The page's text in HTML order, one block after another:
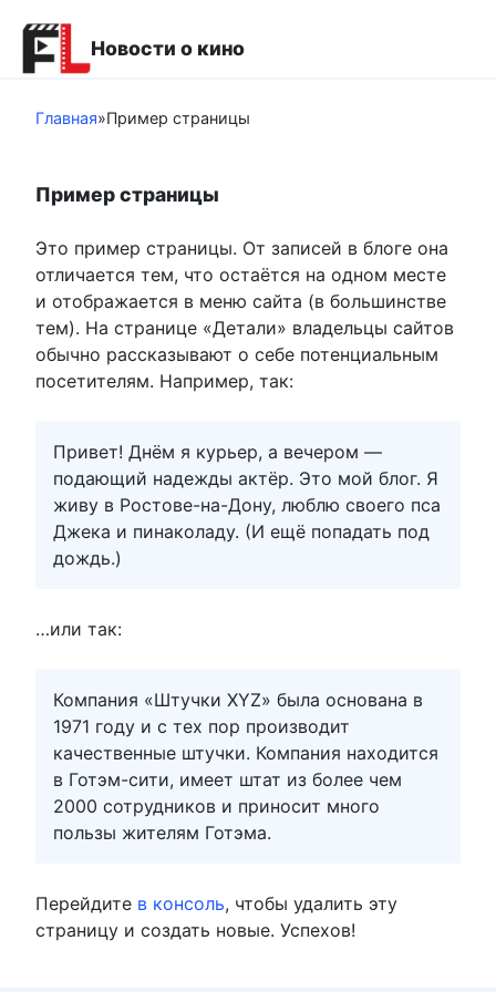
контенту
Новости о кино
Главная»Пример страницы
Пример страницы
Это пример страницы. От записей в блоге она
отличается тем, что остаётся на одном месте
и отображается в меню сайта (в большинстве
тем). На странице «Детали» владельцы сайтов
обычно рассказывают о себе потенциальным
посетителям. Например, так:
Привет! Днём я курьер, а вечером —
подающий надежды актёр. Это мой блог. Я
живу в Ростове-на-Дону, люблю своего пса
Джека и пинаколаду. (И ещё попадать под
дождь.)
…или так:
Компания «Штучки XYZ» была основана в
1971 году и с тех пор производит
качественные штучки. Компания находится
в Готэм-сити, имеет штат из более чем
2000 сотрудников и приносит много
пользы жителям Готэма.
Перейдите в консоль, чтобы удалить эту
страницу и создать новые. Успехов!